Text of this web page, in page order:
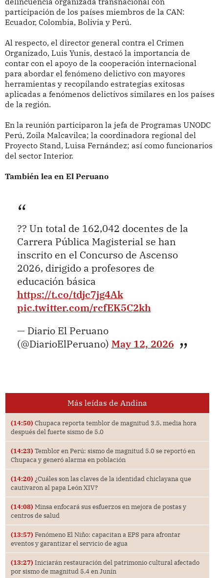
participación de los países miembros de la CAN:
Ecuador, Colombia, Bolivia y Perú.
Al respecto, el director general contra el Crimen
Organizado, Luis Yunis, destacó la importancia de
contar con el apoyo de la cooperación internacional
para abordar el fenómeno delictivo con mayores
herramientas y recopilando estrategias exitosas
aplicadas a fenómenos delictivos similares en los países
de la región.
En la reunión participaron la jefa de Programas UNODC
Perú, Zoila Malcavilca; la coordinadora regional del
Proyecto Stand, Luisa Fernández; así como funcionarios
del sector Interior.
También lea en El Peruano
?? Un total de 162,042 docentes de la
Carrera Pública Magisterial se han
inscrito en el Concurso de Ascenso
2026, dirigido a profesores de
educación básica
https://t.co/tdjc7jg4Ak
pic.twitter.com/rcfEK5C2kh
— Diario El Peruano
(@DiarioElPeruano) May 12, 2026
Más leídas de Andina
(14:50) Chupaca reporta temblor de magnitud 3.5, media hora
después del fuerte sismo de 5.0
(14:23) Temblor en Perú: sismo de magnitud 5.0 se reportó en
Chupaca y generó alarma en población
(14:20) ¿Cuáles son las claves de la identidad chiclayana que
cautivaron al papa León XIV?
(14:08) Minsa enfocará sus esfuerzos en mejora de postas y
centros de salud
(13:57) Fenómeno El Niño: capacitan a EPS para afrontar
eventos y garantizar el servicio de agua
(13:27) Iniciarán restauración del patrimonio cultural afectado
por sismo de magnitud 5.4 en Junín